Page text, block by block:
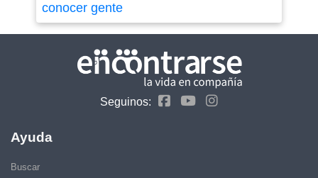
conocer gente
Seguinos:
Ayuda
Buscar